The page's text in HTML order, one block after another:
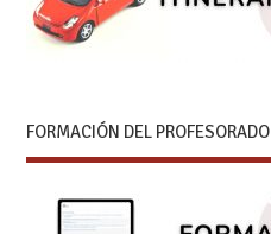
FORMACIÓN DEL PROFESORADO